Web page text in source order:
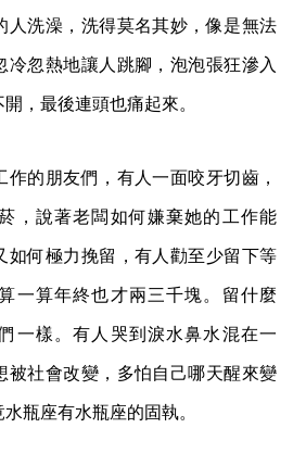
人洗澡，洗得莫名其妙，像是無法
冷忽熱地讓人跳腳，泡泡張狂滲入
，最後連頭也痛起來。
作的朋友們，有人一面咬牙切齒，
，說著老闆如何嫌棄她的工作能
如何極力挽留，有人勸至少留下等
一算年終也才兩三千塊。留什麼
一樣。有人哭到淚水鼻水混在一
被社會改變，多怕自己哪天醒來變
瓶座有水瓶座的固執。